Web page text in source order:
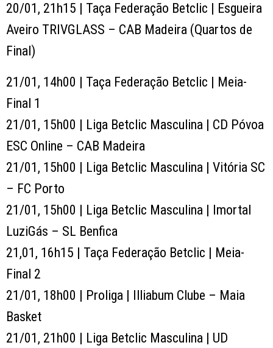
20/01, 21h15 | Taça Federação Betclic | Esgueira
Aveiro TRIVGLASS – CAB Madeira (Quartos de
Final)
21/01, 14h00 | Taça Federação Betclic | Meia-
Final 1
21/01, 15h00 | Liga Betclic Masculina | CD Póvoa
ESC Online – CAB Madeira
21/01, 15h00 | Liga Betclic Masculina | Vitória SC
– FC Porto
21/01, 15h00 | Liga Betclic Masculina | Imortal
LuziGás – SL Benfica
21,01, 16h15 | Taça Federação Betclic | Meia-
Final 2
21/01, 18h00 | Proliga | Illiabum Clube – Maia
Basket
21/01, 21h00 | Liga Betclic Masculina | UD